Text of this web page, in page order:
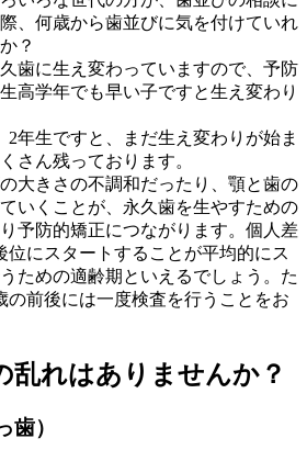
、何歳から歯並びに気を付けていれ
？
歯に生え変わっていますので、予防
高学年でも早い子ですと生え変わり
2年生ですと、まだ生え変わりが始ま
さん残っております。
大きさの不調和だったり、顎と歯の
いくことが、永久歯を生やすための
予防的矯正につながります。個人差
位にスタートすることが平均的にス
ための適齢期といえるでしょう。た
の前後には一度検査を行うことをお
乱れはありませんか？
歯）